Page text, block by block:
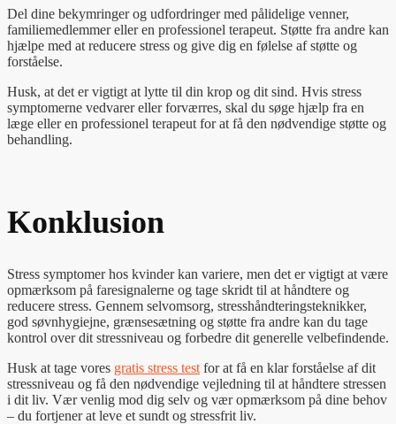
Del dine bekymringer og udfordringer med pålidelige venner,
familiemedlemmer eller en professionel terapeut. Støtte fra andre kan
hjælpe med at reducere stress og give dig en følelse af støtte og
forståelse.
Husk, at det er vigtigt at lytte til din krop og dit sind. Hvis stress
symptomerne vedvarer eller forværres, skal du søge hjælp fra en
læge eller en professionel terapeut for at få den nødvendige støtte og
behandling.
Konklusion
Stress symptomer hos kvinder kan variere, men det er vigtigt at være
opmærksom på faresignalerne og tage skridt til at håndtere og
reducere stress. Gennem selvomsorg, stresshåndteringsteknikker,
god søvnhygiejne, grænsesætning og støtte fra andre kan du tage
kontrol over dit stressniveau og forbedre dit generelle velbefindende.
Husk at tage vores gratis stress test for at få en klar forståelse af dit
stressniveau og få den nødvendige vejledning til at håndtere stressen
i dit liv. Vær venlig mod dig selv og vær opmærksom på dine behov
– du fortjener at leve et sundt og stressfrit liv.